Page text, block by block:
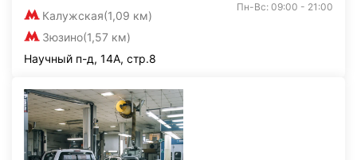
Калужская(1,09 км)
Зюзино(1,57 км)
Пн-Вс: 09:00 - 21:00
Научный п-д, 14А, стр.8